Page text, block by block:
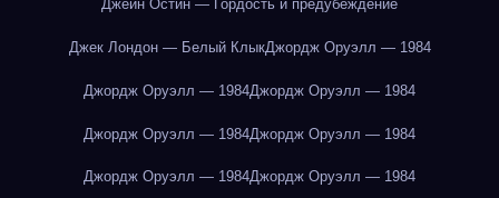
Джейн Остин — Гордость и предубеждение
Джек Лондон — Белый КлыкДжордж Оруэлл — 1984
Джордж Оруэлл — 1984Джордж Оруэлл — 1984
Джордж Оруэлл — 1984Джордж Оруэлл — 1984
Джордж Оруэлл — 1984Джордж Оруэлл — 1984